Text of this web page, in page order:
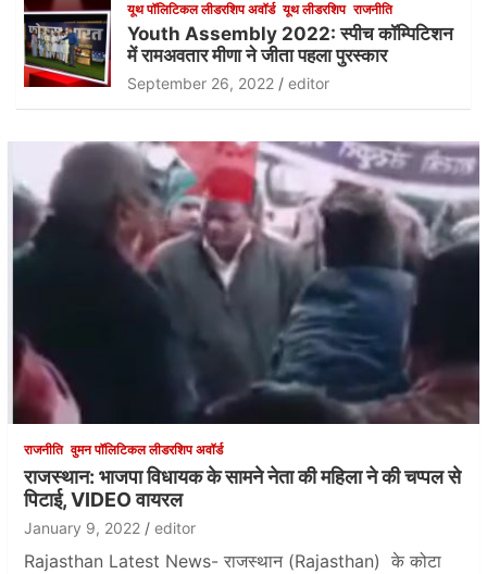
यूथ पॉलिटिकल लीडरशिप अवॉर्ड यूथ लीडरशिप राजनीति
Youth Assembly 2022: स्पीच कॉम्पिटिशन
में रामअवतार मीणा ने जीता पहला पुरस्कार
September 26, 2022 editor
राजनीति वुमन पॉलिटिकल लीडरशिप अवॉर्ड
राजस्थान: भाजपा विधायक के सामने नेता की महिला ने की चप्पल से
पिटाई, VIDEO वायरल
January 9, 2022 editor
Rajasthan Latest News- राजस्थान (Rajasthan) के कोटा